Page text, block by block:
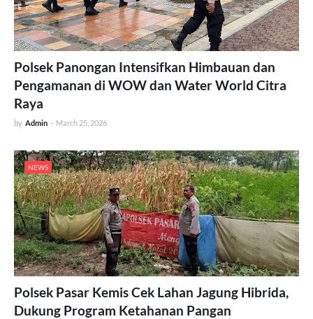
Polsek Panongan Intensifkan Himbauan dan
Pengamanan di WOW dan Water World Citra
Raya
by Admin - March 25, 2026
NEWS
Polsek Pasar Kemis Cek Lahan Jagung Hibrida,
Dukung Program Ketahanan Pangan